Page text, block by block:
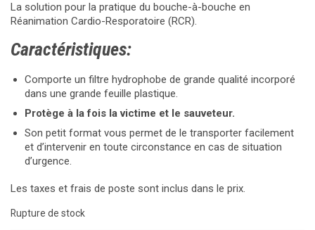
La solution pour la pratique du bouche-à-bouche en
Réanimation Cardio-Resporatoire (RCR).
Caractéristiques:
Comporte un filtre hydrophobe de grande qualité incorporé
dans une grande feuille plastique.
Protège à la fois la victime et le sauveteur.
Son petit format vous permet de le transporter facilement
et d’intervenir en toute circonstance en cas de situation
d’urgence.
Les taxes et frais de poste sont inclus dans le prix.
Rupture de stock